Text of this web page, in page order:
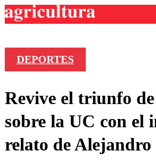
Frecuencias
Agricultura TV
Deportes
Colo Colo
Entretención
DEPORTES
Revive el triunfo
sobre la UC con el
relato de